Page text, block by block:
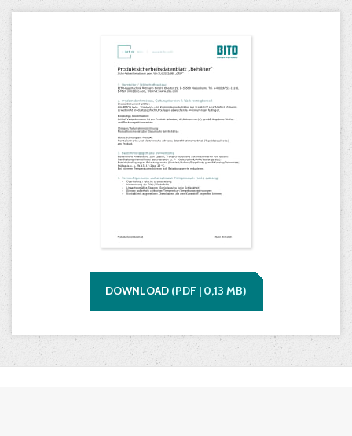
DOWNLOAD (PDF | 0,13 MB)